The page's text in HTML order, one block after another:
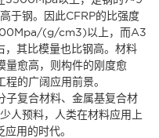
于钢。因此CFRP的比强度
(g/cm3)以上，而A3
其比模量也比钢高。材料
量愈高，则构件的刚度愈
的广阔应用前景。
复合材料、金属基复合材
人预料，人类在材料应用上
用的时代。